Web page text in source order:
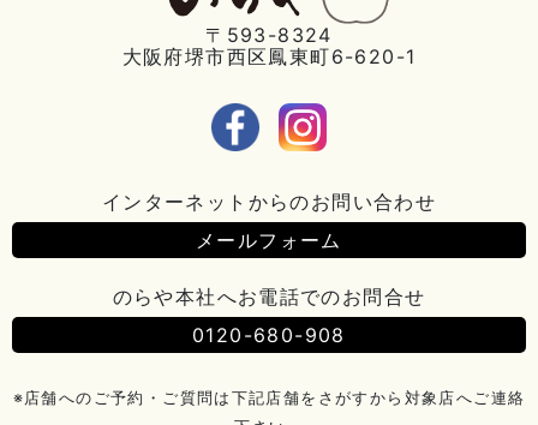
〒593-8324
大阪府堺市西区鳳東町6-620-1
インターネットからのお問い合わせ
メールフォーム
のらや本社へお電話でのお問合せ
0120-680-908
※店舗へのご予約・ご質問は下記店舗をさがすから対象店へご連絡